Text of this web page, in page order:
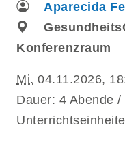
Aparecida
Konferenzraum
Mi. 04.11.2026,
Dauer: 4 Abende